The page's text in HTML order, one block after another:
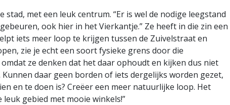
met een leuk centrum. “Er is wel de nodige leegstand
ook hier in het Vierkantje.” Ze heeft in die zin een
iets meer loop te krijgen tussen de Zuivelstraat en
zie je echt een soort fysieke grens door die
ze denken dat het daar ophoudt en kijken dus niet
daar geen borden of iets dergelijks worden gezet,
en te doen is? Creëer een meer natuurlijke loop. Het
gebied met mooie winkels!”